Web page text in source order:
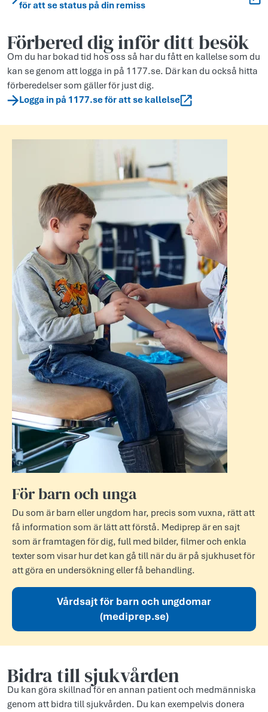
för att se status på din remiss
Förbered dig inför ditt besök
Om du har bokad tid hos oss så har du fått en kallelse som du
kan se genom att logga in på 1177.se. Där kan du också hitta
förberedelser som gäller för just dig.
Logga in på 1177.se för att se kallelse
För barn och unga
Du som är barn eller ungdom har, precis som vuxna, rätt att
få information som är lätt att förstå. Mediprep är en sajt
som är framtagen för dig, full med bilder, filmer och enkla
texter som visar hur det kan gå till när du är på sjukhuset för
att göra en undersökning eller få behandling.
Vårdsajt för barn och ungdomar
(mediprep.se)
Bidra till sjukvården
Du kan göra skillnad för en annan patient och medmänniska
genom att bidra till sjukvården. Du kan exempelvis donera